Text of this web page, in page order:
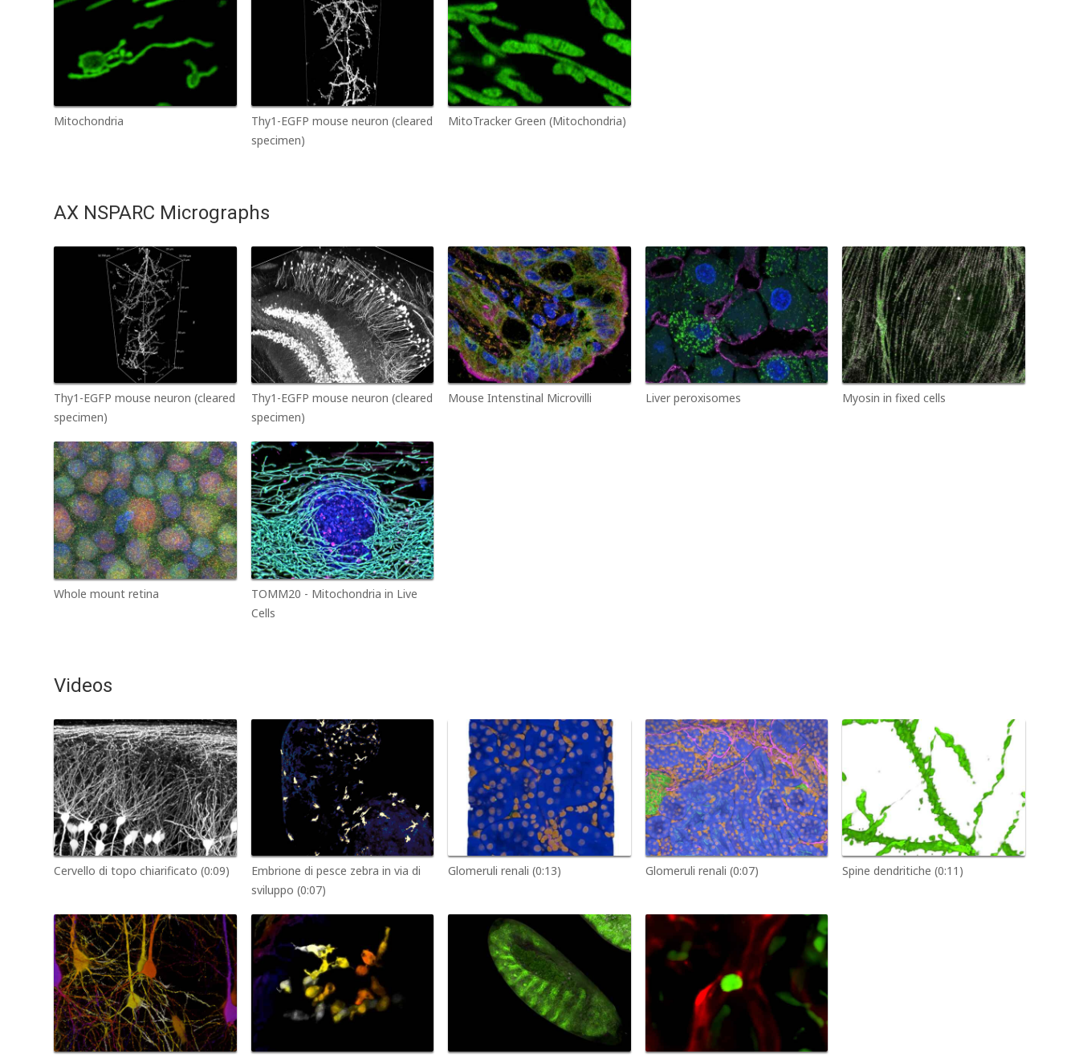
Mitochondria
Thy1-EGFP mouse neuron (cleared
specimen)
MitoTracker Green (Mitochondria)
AX NSPARC Micrographs
Thy1-EGFP mouse neuron (cleared
specimen)
Thy1-EGFP mouse neuron (cleared
specimen)
Mouse Intenstinal Microvilli Liver peroxisomes Myosin in fixed cells
Whole mount retina
TOMM20 - Mitochondria in Live
Cells
Videos
Cervello di topo chiarificato (0:09)
Embrione di pesce zebra in via di
sviluppo (0:07)
Glomeruli renali (0:13) Glomeruli renali (0:07) Spine dendritiche (0:11)